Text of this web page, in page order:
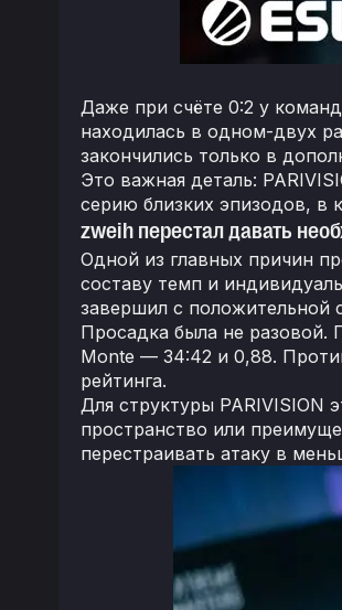
Даже при счёте 0:2 у
находилась в одном-двух
закончились только в
Это важная деталь:
серию близких эпизодов, в
zweih перестал давать
Одной из главных причин
составу темп и
завершил с положительной
Просадка была не разовой.
Monte — 34:42 и 0,88.
рейтинга.
Для структуры PARIVISION
пространство или
перестраивать атаку в